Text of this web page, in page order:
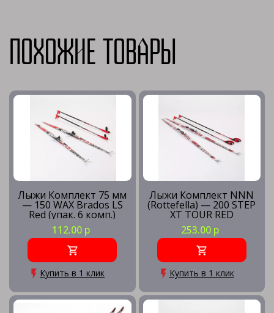
Похожие товары
Лыжи Комплект 75 мм
— 150 WAX Brados LS
Red (упак. 6 комп.)
112.00 р
Купить в 1 клик
Лыжи Комплект NNN
(Rottefella) — 200 STEP
XT TOUR RED
253.00 р
Купить в 1 клик